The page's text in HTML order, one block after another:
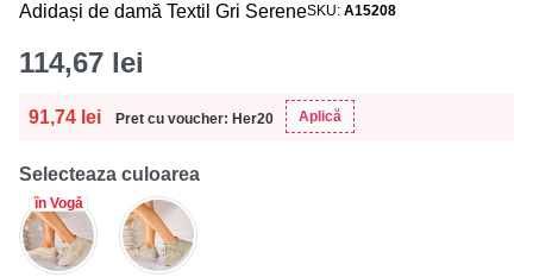
Adidași de damă Textil Gri SereneSKU A15208
91,74 lei Pret cu voucher: Her20 Aplică
114,67 lei
Selecteaza culoarea
în Vogă